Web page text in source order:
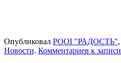
Опубликовал РООІ "РАДОСТЬ",
Новости. Комментариев к записи